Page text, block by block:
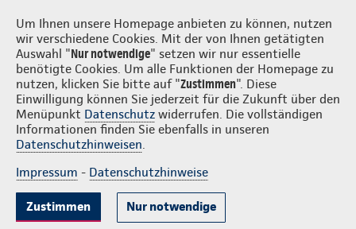
Um Ihnen unsere Homepage anbieten zu können, nutzen
wir verschiedene Cookies. Mit der von Ihnen getätigten
Auswahl "Nur notwendige" setzen wir nur essentielle
benötigte Cookies. Um alle Funktionen der Homepage zu
nutzen, klicken Sie bitte auf "Zustimmen". Diese
Einwilligung können Sie jederzeit für die Zukunft über den
Menüpunkt Datenschutz widerrufen. Die vollständigen
Informationen finden Sie ebenfalls in unseren
Datenschutzhinweisen.
Impressum - Datenschutzhinweise
Zustimmen Nur notwendige
Slangen & Dödtmann Login